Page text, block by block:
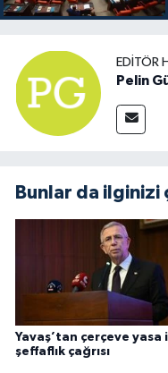
EDITÖR
Pelin
Bunlar da ilginizi
Yavaş’tan çerçeve yasa
şeffaflık çağrısı